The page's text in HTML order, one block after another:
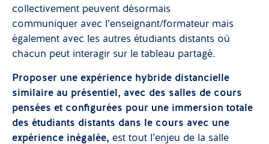
collectivement peuvent désormais
communiquer avec l’enseignant/formateur mais
également avec les autres étudiants distants où
chacun peut interagir sur le tableau partagé.
Proposer une expérience hybride distancielle
similaire au présentiel, avec des salles de cours
pensées et configurées pour une immersion totale
des étudiants distants dans le cours avec une
expérience inégalée, est tout l’enjeu de la salle